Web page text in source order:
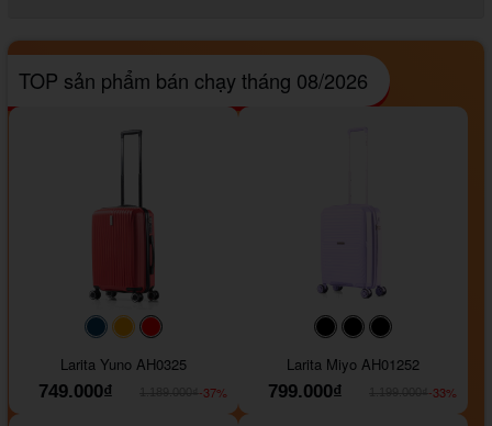
TOP sản phẩm bán chạy tháng 08/2026
#093f69#ffa500
Larita Yuno AH0325
749.000₫
-37%
#000000#000000
Larita Miyo AH01252
799.000₫
-33%